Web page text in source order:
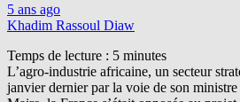
5 ans ago
Khadim Rassoul Diaw
Temps de lecture : 5 minutes
L’agro-industrie africaine, un secteur
janvier dernier par la voie de son